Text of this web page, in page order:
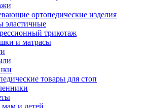
ортопедические изделия
эластичные
трикотаж
и матрасы
товары для стоп
и детей